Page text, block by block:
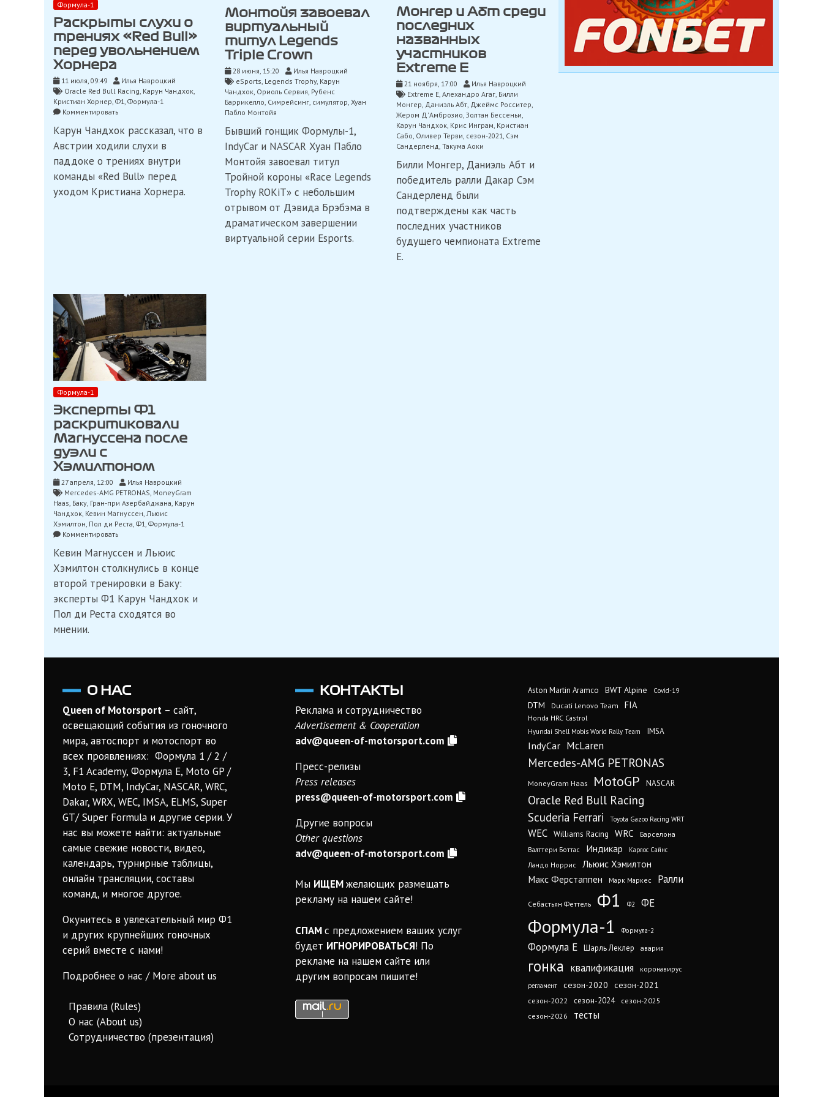
Формула-1
Раскрыты слухи о
трениях «Red Bull»
перед увольнением
Хорнера
11 июля, 09:49
Илья Навроцкий
Oracle Red Bull Racing, Карун Чандхок,
Кристиан Хорнер, Ф1, Формула-1
Комментироватьon
слухи
о
трениях
«Red
Bull»
увольнением
Карун Чандхок рассказал, что в
Австрии ходили слухи в
паддоке о трениях внутри
команды «Red Bull» перед
уходом Кристиана Хорнера.
Монтойя завоевал
виртуальный
титул Legends
Triple Crown
28 июня, 15:20
Илья Навроцкий
eSports, Legends Trophy, Карун
Чандхок, Ориоль Сервия, Рубенс
Баррикелло, Симрейсинг, симулятор, Хуан
Пабло Монтойя
Бывший гонщик Формулы-1,
IndyCar и NASCAR Хуан Пабло
Монтойя завоевал титул
Тройной короны «Race Legends
Trophy ROKiT» с небольшим
отрывом от Дэвида Брэбэма в
драматическом завершении
виртуальной серии Esports.
Монгер и Абт среди
последних
названных
участников
Extreme E
21 ноября, 17:00
Илья Навроцкий
Extreme E, Алехандро Агаг, Билли
Монгер, Даниэль Абт, Джеймс Росситер,
Жером Д'Амброзио, Золтан Бессеньи,
Карун Чандхок, Крис Инграм, Кристиан
Сабо, Оливер Терви, сезон-2021, Сэм
Сандерленд, Такума Аоки
Билли Монгер, Даниэль Абт и
победитель ралли Дакар Сэм
Сандерленд были
подтверждены как часть
последних участников
будущего чемпионата Extreme
E.
Формула-1
Эксперты Ф1
раскритиковали
Магнуссена после
дуэли с
Хэмилтоном
27 апреля, 12:00
Илья Навроцкий
Mercedes-AMG PETRONAS MoneyGram
Haas Баку Гран-при Азербайджана Карун
Чандхок Кевин Магнуссен Льюис
Хэмилтон Пол ди Реста Ф1 Формула-1
Комментироватьon
Ф1
раскритиковали
Магнуссена
после
дуэли
Хэмилтоном
Кевин Магнуссен и Льюис
Хэмилтон столкнулись в конце
второй тренировки в Баку:
эксперты Ф1 Карун Чандхок и
Пол ди Реста сходятся во
мнении.
О НАС
Queen of Motorsport – сайт,
освещающий события из гоночного
мира, автоспорт и мотоспорт во
всех проявлениях: Формула 1 / 2 /
3, F1 Academy, Формула Е, Moto GP /
Moto E, DTM, IndyCar, NASCAR, WRC,
Dakar, WRX, WEC, IMSA, ELMS, Super
GT/ Super Formula и другие серии. У
нас вы можете найти: актуальные
самые свежие новости, видео,
календарь, турнирные таблицы,
онлайн трансляции, составы
команд, и многое другое.
Окунитесь в увлекательный мир Ф1
и других крупнейших гоночных
серий вместе с нами!
Подробнее о нас / More about us
Правила (Rules)
О нас (About us)
Сотрудничество (презентация)
КОНТАКТЫ
Реклама и сотрудничество
Advertisement & Cooperation
adv@queen-of-motorsport.com
Пресс-релизы
Press releases
press@queen-of-motorsport.com
Другие вопросы
Other questions
adv@queen-of-motorsport.com
Мы ИЩЕМжелающих размещать
рекламу на нашем сайте!
СПАМс предложением ваших услуг
будет ИГНОРИРОВАТЬСЯ! По
рекламе на нашем сайте или
другим вопросам пишите!
Aston Martin Aramco BWT Alpine Covid-19
DTM Ducati Lenovo Team FIA
Honda HRC Castrol
Hyundai Shell Mobis World Rally Team IMSA
IndyCar McLaren
Mercedes-AMG PETRONAS
MoneyGram Haas MotoGP NASCAR
Oracle Red Bull Racing
Scuderia Ferrari Toyota Gazoo Racing WRT
WEC Williams Racing WRC
Барселона
Валттери Боттас
Индикар Карлос Сайнс
Ландо Норрис
Льюис Хэмилтон
Макс Ферстаппен
Марк Маркес Ралли
Себастьян Феттель Ф1 Ф2 ФЕ
Формула-1 Формула-2
Формула Е Шарль Леклер авария
гонка квалификация коронавирус
регламент сезон-2020 сезон-2021
сезон-2022 сезон-2024
сезон-2025
сезон-2026
тесты